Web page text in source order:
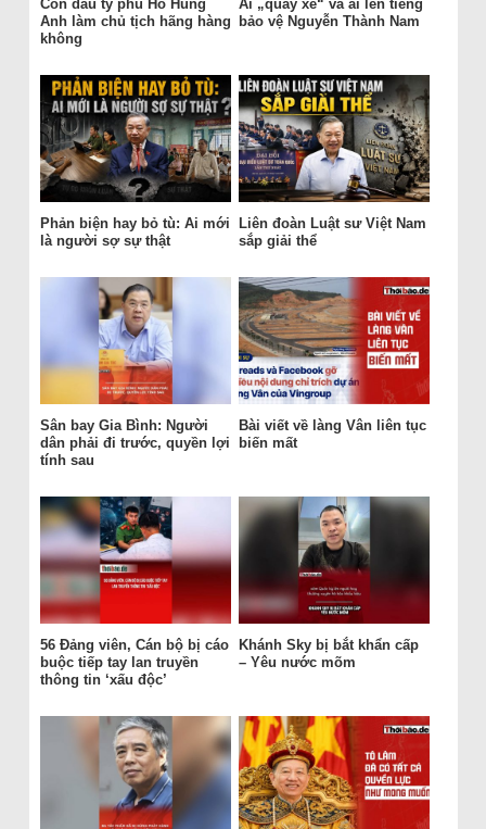
Con dâu tỷ phú Hồ Hùng
Anh làm chủ tịch hãng hàng
không
Ai „quay xe“ và ai lên tiếng
bảo vệ Nguyễn Thành Nam
Phản biện hay bỏ tù: Ai mới
là người sợ sự thật
Liên đoàn Luật sư Việt Nam
sắp giải thể
Sân bay Gia Bình: Người
dân phải đi trước, quyền lợi
tính sau
Bài viết về làng Vân liên tục
biến mất
56 Đảng viên, Cán bộ bị cáo
buộc tiếp tay lan truyền
thông tin ‘xấu độc’
Khánh Sky bị bắt khẩn cấp
– Yêu nước mõm